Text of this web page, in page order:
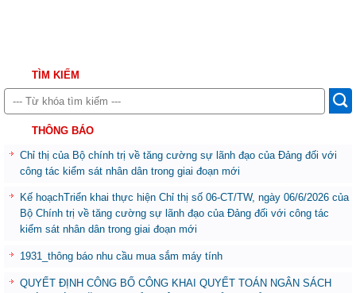
TÌM KIẾM
THÔNG BÁO
Chỉ thị của Bộ chính trị về tăng cường sự lãnh đạo của Đảng đối với
công tác kiểm sát nhân dân trong giai đoạn mới
Kế hoạchTriển khai thực hiện Chỉ thị số 06-CT/TW, ngày 06/6/2026 của
Bộ Chính trị về tăng cường sự lãnh đạo của Đảng đối với công tác
kiểm sát nhân dân trong giai đoạn mới
1931_thông báo nhu cầu mua sắm máy tính
QUYẾT ĐỊNH CÔNG BỐ CÔNG KHAI QUYẾT TOÁN NGÂN SÁCH